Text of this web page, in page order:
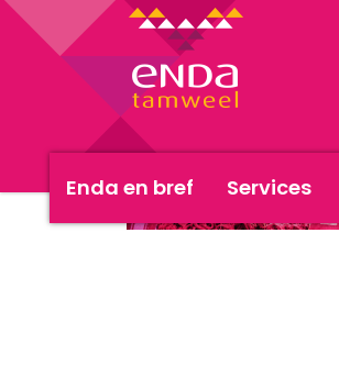
Enda en bref Services